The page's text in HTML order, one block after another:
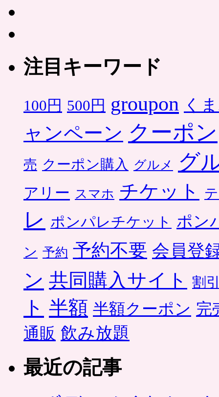
注目キーワード
100円 500円 groupon く
ャンペーン クーポン
売 クーポン購入 グルメ グ
アリー スマホ チケット
レ ポンパレチケット ポン
ン 予約 予約不要 会員登
ン 共同購入サイト 割
ト 半額 半額クーポン 完
通販 飲み放題
最近の記事